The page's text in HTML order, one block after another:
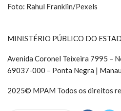
Foto: Rahul Franklin/Pexels
MINISTÉRIO PÚBLICO DO
Avenida Coronel Teixeira 7995 –
69037-000 – Ponta Negra |
2025© MPAM Todos os direitos